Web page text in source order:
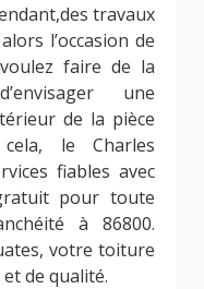
travaux
l’occasion de
faire de la
une
de la pièce
le Charles
fiables avec
pour toute
à 86800.
votre toiture
de qualité.